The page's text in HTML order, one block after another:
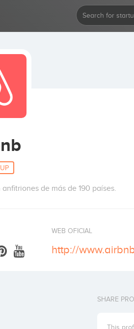
de más de 190 países.
WEB OFICIAL
http://
SHARE
This